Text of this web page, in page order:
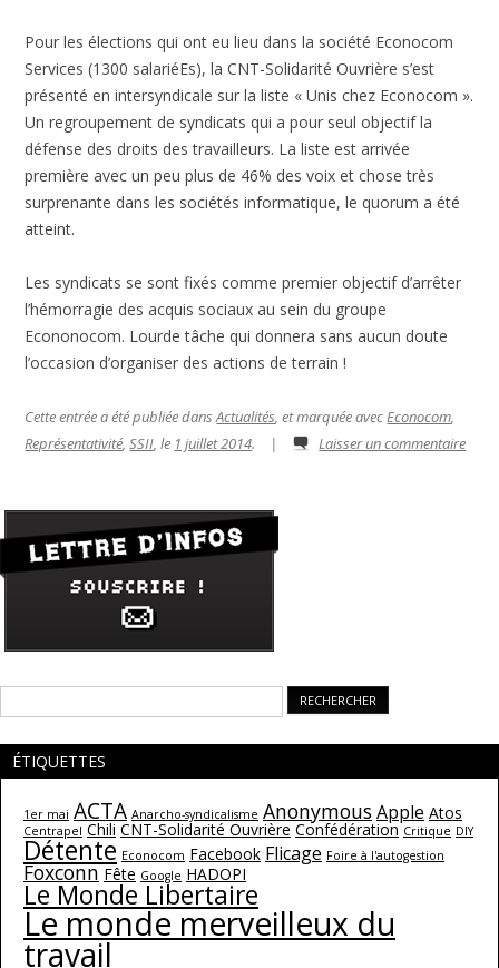
Pour les élections qui ont eu lieu dans la société Econocom
Services (1300 salariéEs), la CNT-Solidarité Ouvrière s’est
présenté en intersyndicale sur la liste « Unis chez Econocom ».
Un regroupement de syndicats qui a pour seul objectif la
défense des droits des travailleurs. La liste est arrivée
première avec un peu plus de 46% des voix et chose très
surprenante dans les sociétés informatique, le quorum a été
atteint.
Les syndicats se sont fixés comme premier objectif d’arrêter
l’hémorragie des acquis sociaux au sein du groupe
Econonocom. Lourde tâche qui donnera sans aucun doute
l’occasion d’organiser des actions de terrain !
Cette entrée a été publiée dansActualités, et marquée avecEconocom,
Représentativité,SSII, le 1 juillet 2014. | Laisser un commentaire
ÉTIQUETTES
1er mai ACTA Anarcho-syndicalisme AnonymousApple Atos
Centrapel Chili CNT-Solidarité Ouvrière Confédération Critique DIY
Détente Econocom Facebook Flicage Foire à l'autogestion
Foxconn Fête Google HADOPI
Le Monde Libertaire
Le monde merveilleux du
travail